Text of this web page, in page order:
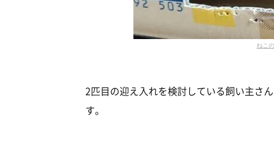
ねこ
2匹目の迎え入れを検討している飼い主さ
す。